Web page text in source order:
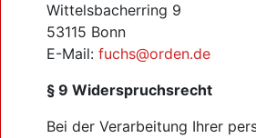
Wittelsbacherring 9
53115 Bonn
E-Mail: fuchs@orden.de
§ 9 Widerspruchsrecht
Bei der Verarbeitung Ihrer